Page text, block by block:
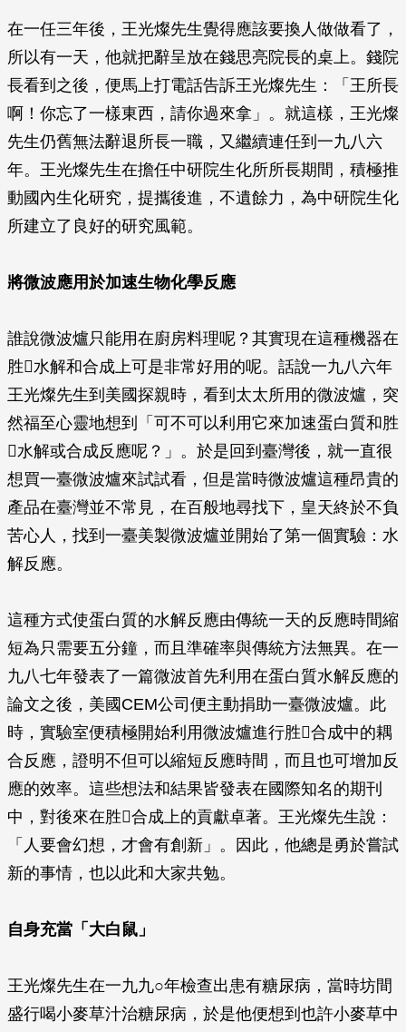
在一任三年後，王光燦先生覺得應該要換人做做看了，
所以有一天，他就把辭呈放在錢思亮院長的桌上。錢院
長看到之後，便馬上打電話告訴王光燦先生：「王所長
啊！你忘了一樣東西，請你過來拿」。就這樣，王光燦
先生仍舊無法辭退所長一職，又繼續連任到一九八六
年。王光燦先生在擔任中研院生化所所長期間，積極推
動國內生化研究，提攜後進，不遺餘力，為中研院生化
所建立了良好的研究風範。
將微波應用於加速生物化學反應
誰說微波爐只能用在廚房料理呢？其實現在這種機器在
胜水解和合成上可是非常好用的呢。話說一九八六年
王光燦先生到美國探親時，看到太太所用的微波爐，突
然福至心靈地想到「可不可以利用它來加速蛋白質和胜
水解或合成反應呢？」。於是回到臺灣後，就一直很
想買一臺微波爐來試試看，但是當時微波爐這種昂貴的
產品在臺灣並不常見，在百般地尋找下，皇天終於不負
苦心人，找到一臺美製微波爐並開始了第一個實驗：水
解反應。
這種方式使蛋白質的水解反應由傳統一天的反應時間縮
短為只需要五分鐘，而且準確率與傳統方法無異。在一
九八七年發表了一篇微波首先利用在蛋白質水解反應的
論文之後，美國CEM公司便主動捐助一臺微波爐。此
時，實驗室便積極開始利用微波爐進行胜合成中的耦
合反應，證明不但可以縮短反應時間，而且也可增加反
應的效率。這些想法和結果皆發表在國際知名的期刊
中，對後來在胜合成上的貢獻卓著。王光燦先生說：
「人要會幻想，才會有創新」。因此，他總是勇於嘗試
新的事情，也以此和大家共勉。
自身充當「大白鼠」
王光燦先生在一九九○年檢查出患有糖尿病，當時坊間
盛行喝小麥草汁治糖尿病，於是他便想到也許小麥草中